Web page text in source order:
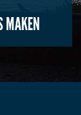
MAKEN